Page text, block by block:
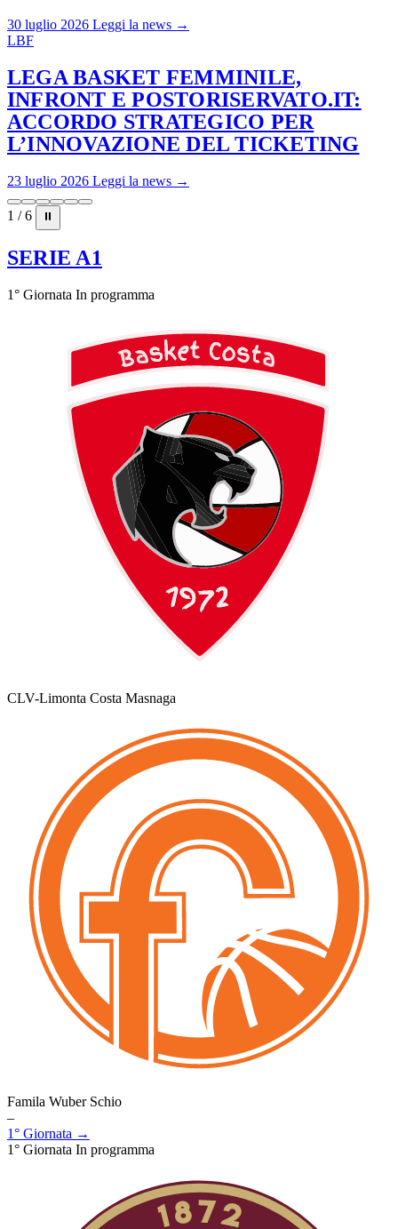
30 luglio 2026 Leggi la news →
LBF
LEGA BASKET FEMMINILE,
INFRONT E POSTORISERVATO.IT:
ACCORDO STRATEGICO PER
L’INNOVAZIONE DEL TICKETING
23 luglio 2026 Leggi la news →
1 / 6 ⏸
SERIE A1
1° Giornata In programma
CLV-Limonta Costa Masnaga
Famila Wuber Schio
–
1° Giornata →
1° Giornata In programma